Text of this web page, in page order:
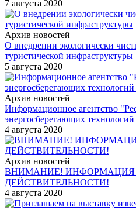
7 августа 2020
Архив новостей
О внедрении экологически
туристической инфраструктуры
5 августа 2020
Архив новостей
Информационное агентство
энергосберегающих
4 августа 2020
Архив новостей
ВНИМАНИЕ! ИНФОРМАЦИЯ
ДЕЙСТВИТЕЛЬНОСТИ!
4 августа 2020